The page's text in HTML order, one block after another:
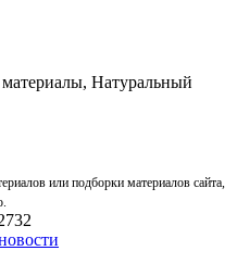
Натуральный
или подборки материалов сайта,